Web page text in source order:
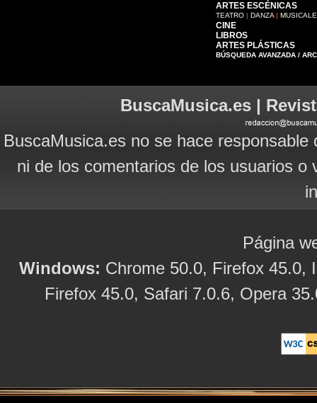
ARTES ESCÉNICAS
TEATRO | DANZA |
CINE
LIBROS
ARTES PLÁSTICAS
BÚSQUEDA AVANZADA /
BuscaMusica.es |
BuscaMusica.es no se hace
ni de los comentarios de los usuarios
Página
Windows: Chrome 50.0, Firefox 45.0,
Firefox 45.0, Safari 7.0.6, Opera